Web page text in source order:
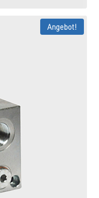
Angebot!